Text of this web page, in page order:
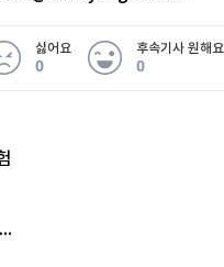
싫어요
0
후속기사 원해요
0
엘리베이터 앞 휠체어 발로 '툭'…사망케 한 70대 결국